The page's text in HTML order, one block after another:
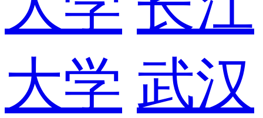
大学 武汉